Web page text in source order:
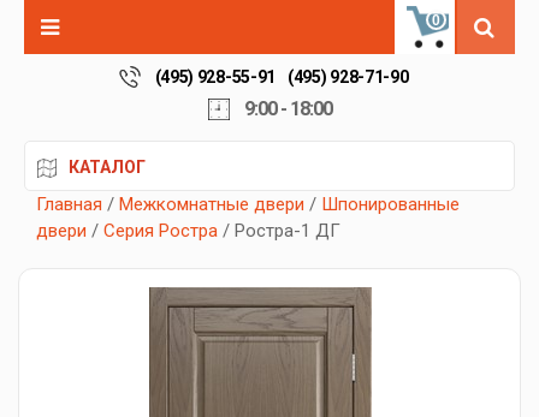
0
(495) 928-55-91 (495) 928-71-90
9:00 - 18:00
КАТАЛОГ
Главная / Межкомнатные двери / Шпонированные
двери / Серия Ростра / Ростра-1 ДГ